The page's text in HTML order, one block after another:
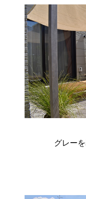
グレー